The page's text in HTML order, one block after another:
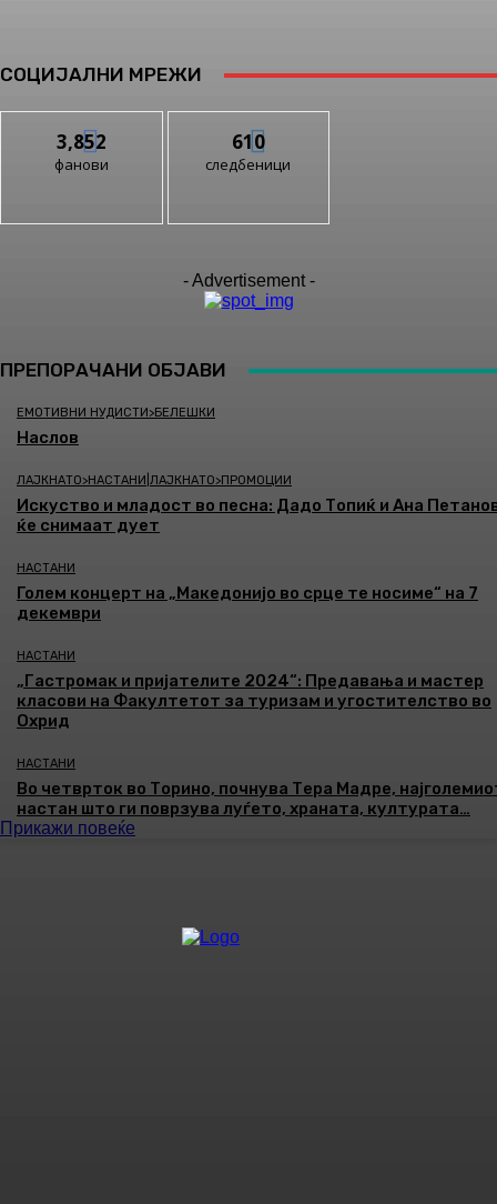
СОЦИЈАЛНИ МРЕЖИ
3,852
фанови
610
следбеници
- Advertisement -
ПРЕПОРАЧАНИ ОБЈАВИ
ЕМОТИВНИ НУДИСТИ>БЕЛЕШКИ
Наслов
ЛАЈКНАТО>НАСТАНИ|ЛАЈКНАТО>ПРОМОЦИИ
Искуство и младост во песна: Дадо Топиќ и Ана
ќе снимаат дует
НАСТАНИ
Голем концерт на „Македонијо во срце те носиме“ на 7
декември
НАСТАНИ
„Гастромак и пријателите 2024“: Предавања и мастер
класови на Факултетот за туризам и угостителство во
Охрид
НАСТАНИ
Во четврток во Торино, почнува Тера Мадре,
настан што ги поврзува луѓето, храната, културата…
Прикажи повеќе